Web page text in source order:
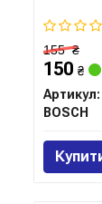
155₴
150 ₴
Артикул:
BOSCH